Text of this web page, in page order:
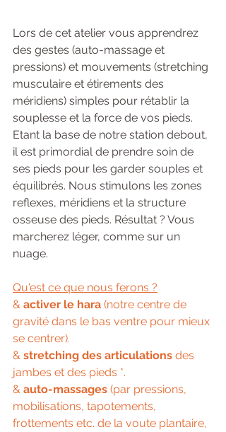
Lors de cet atelier vous apprendrez
des gestes (auto-massage et
pressions) et mouvements (stretching
musculaire et étirements des
méridiens) simples pour rétablir la
souplesse et la force de vos pieds.
Etant la base de notre station debout,
il est primordial de prendre soin de
ses pieds pour les garder souples et
équilibrés. Nous stimulons les zones
reflexes, méridiens et la structure
osseuse des pieds. Résultat ? Vous
marcherez léger, comme sur un
nuage.
Qu'est ce que nous ferons ?
& activer le hara (notre centre de
gravité dans le bas ventre pour mieux
se centrer).
& stretching des articulations des
jambes et des pieds *.
& auto-massages (par pressions,
mobilisations, tapotements,
frottements etc. de la voute plantaire,